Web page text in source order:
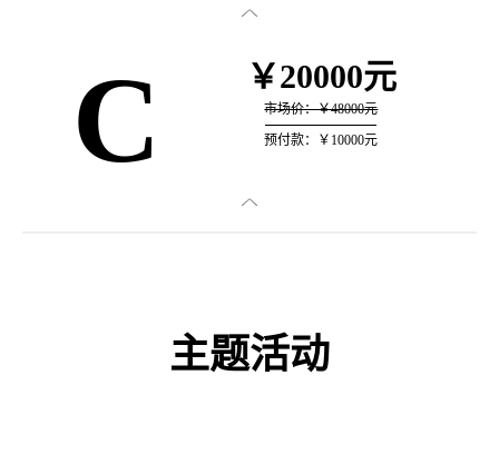

C ￥20000元
市场价：￥48000元
预付款：￥10000元

主题活动